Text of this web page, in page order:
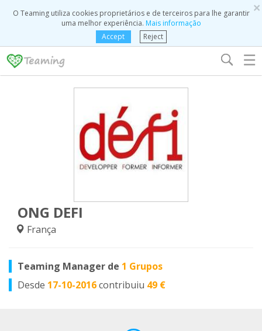
×
O Teaming utiliza cookies proprietários e de terceiros para lhe garantir
uma melhor experiência. Mais informação
Accept
Reject
☰
ONG DEFI
França
Teaming Manager de 1 Grupos
Desde 17-10-2016contribuiu 49 €